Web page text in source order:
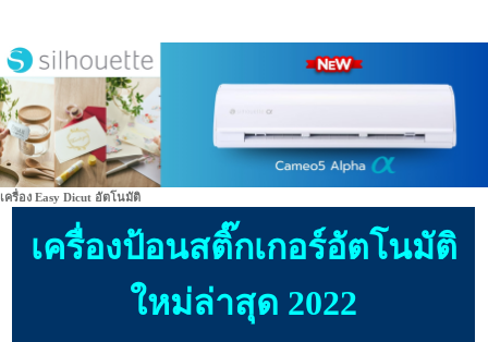
เครื่อง Easy Dicut อัตโนมัติ
เครื่องป้อนสติ๊กเกอร์อัตโนมัติ
ใหม่ล่าสุด 2022